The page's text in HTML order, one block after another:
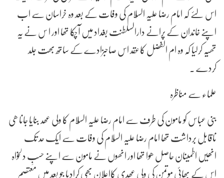
اس لئے کہ امام رضا علیہ السّلام کی وفات کے بعد وہ خراسان سے اب
اپنے خاندان کے پرانے دارالسلطنت بغداد میں آچکا تھا اور ا س نے یہ
تھیّہ کرلیا کہ وہ ام الفضل کاعقد اس صاحبزادے کے ساتھ بھت جلد
کردے .
علماء سے مناظرہ
بنی عباس کو مامون کی طرف سے امام رضا علیہ السّلام کا ولی عھد بنایا جانا ھی
ناقابل برداشت تھا امام رضا علیہ السّلام کی وفات سے ایک حد تک
انھیں اطمینان حاصل ھوا تھا اور انھوں نے مامون سے اپنے حسبِ دلخواہ